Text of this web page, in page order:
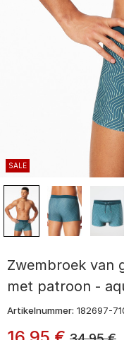
SALE
Zwembroek van
met patroon -
Artikelnummer: 182697-